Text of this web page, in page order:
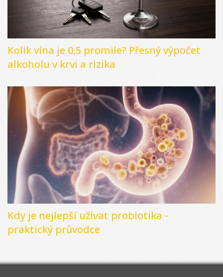
Kolik vína je 0,5 promile? Přesný výpočet
alkoholu v krvi a rizika
Kdy je nejlepší užívat probiotika -
praktický průvodce